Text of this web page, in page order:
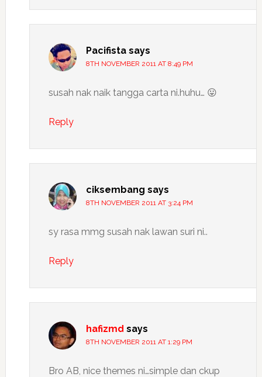
Pacifista says
8TH NOVEMBER 2011 AT 8:49 PM
susah nak naik tangga carta ni.huhu… 😛
Reply
ciksembang says
8TH NOVEMBER 2011 AT 3:24 PM
sy rasa mmg susah nak lawan suri ni..
Reply
hafizmd says
8TH NOVEMBER 2011 AT 1:29 PM
Bro AB, nice themes ni…simple dan ckup